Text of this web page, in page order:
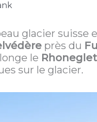
glacier suisse
près du
le
sur le glacier.